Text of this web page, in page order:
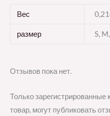
Вес
размер S,
Отзывов пока нет.
Только
товар, могут публиковать